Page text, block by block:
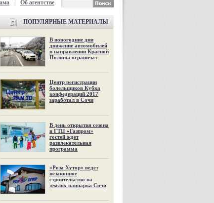
Об агентстве
ПОПУЛЯРНЫЕ МАТЕРИАЛЫ
В новогодние дни
движение автомобилей
в направлении Красной
Поляны ограничат
Центр регистрации
болельщиков Кубка
конфедераций 2017
заработал в Сочи
В день открытия сезона
в ГТЦ «Газпром»
гостей ждет
развлекательная
программа
«Роза Хутор» ведет
незаконное
строительство на
землях нацпарка Сочи